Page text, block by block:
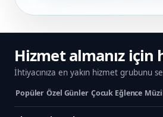
Hizmet almanız için
İhtiyacınıza en yakın hizmet grubunu
Popüler Özel Günler Çocuk Eğlence